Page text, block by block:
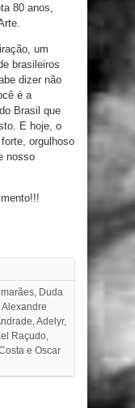
80 anos,
um
brasileiros
dizer não
é a
Brasil que
E hoje, o
orgulhoso
nosso
Duda
Adelyr,
Raçudo,
e Oscar